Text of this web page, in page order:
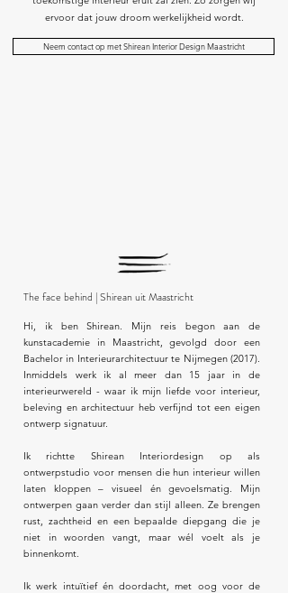
ervoor dat jouw droom werkelijkheid wordt.
Neem contact op met Shirean Interior Design Maastricht
The face behind | Shirean uit Maastricht
Hi, ik ben Shirean. Mijn reis begon aan de
kunstacademie in Maastricht, gevolgd door een
Bachelor in Interieurarchitectuur te Nijmegen (2017).
Inmiddels werk ik al meer dan 15 jaar in de
interieurwereld - waar ik mijn liefde voor interieur,
beleving en architectuur heb verfijnd tot een eigen
ontwerp signatuur.
Ik richtte Shirean Interiordesign op als
ontwerpstudio voor mensen die hun interieur willen
laten kloppen – visueel én gevoelsmatig. Mijn
ontwerpen gaan verder dan stijl alleen. Ze brengen
rust, zachtheid en een bepaalde diepgang die je
niet in woorden vangt, maar wél voelt als je
binnenkomt.
Ik werk intuïtief én doordacht, met oog voor de